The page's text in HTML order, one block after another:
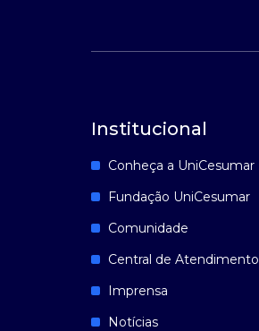
Institucional
Conheça a UniCesumar
Fundação UniCesumar
Comunidade
Central de Atendimento
Imprensa
Notícias